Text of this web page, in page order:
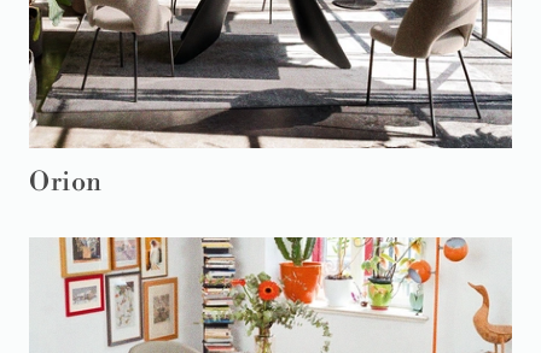
Orion